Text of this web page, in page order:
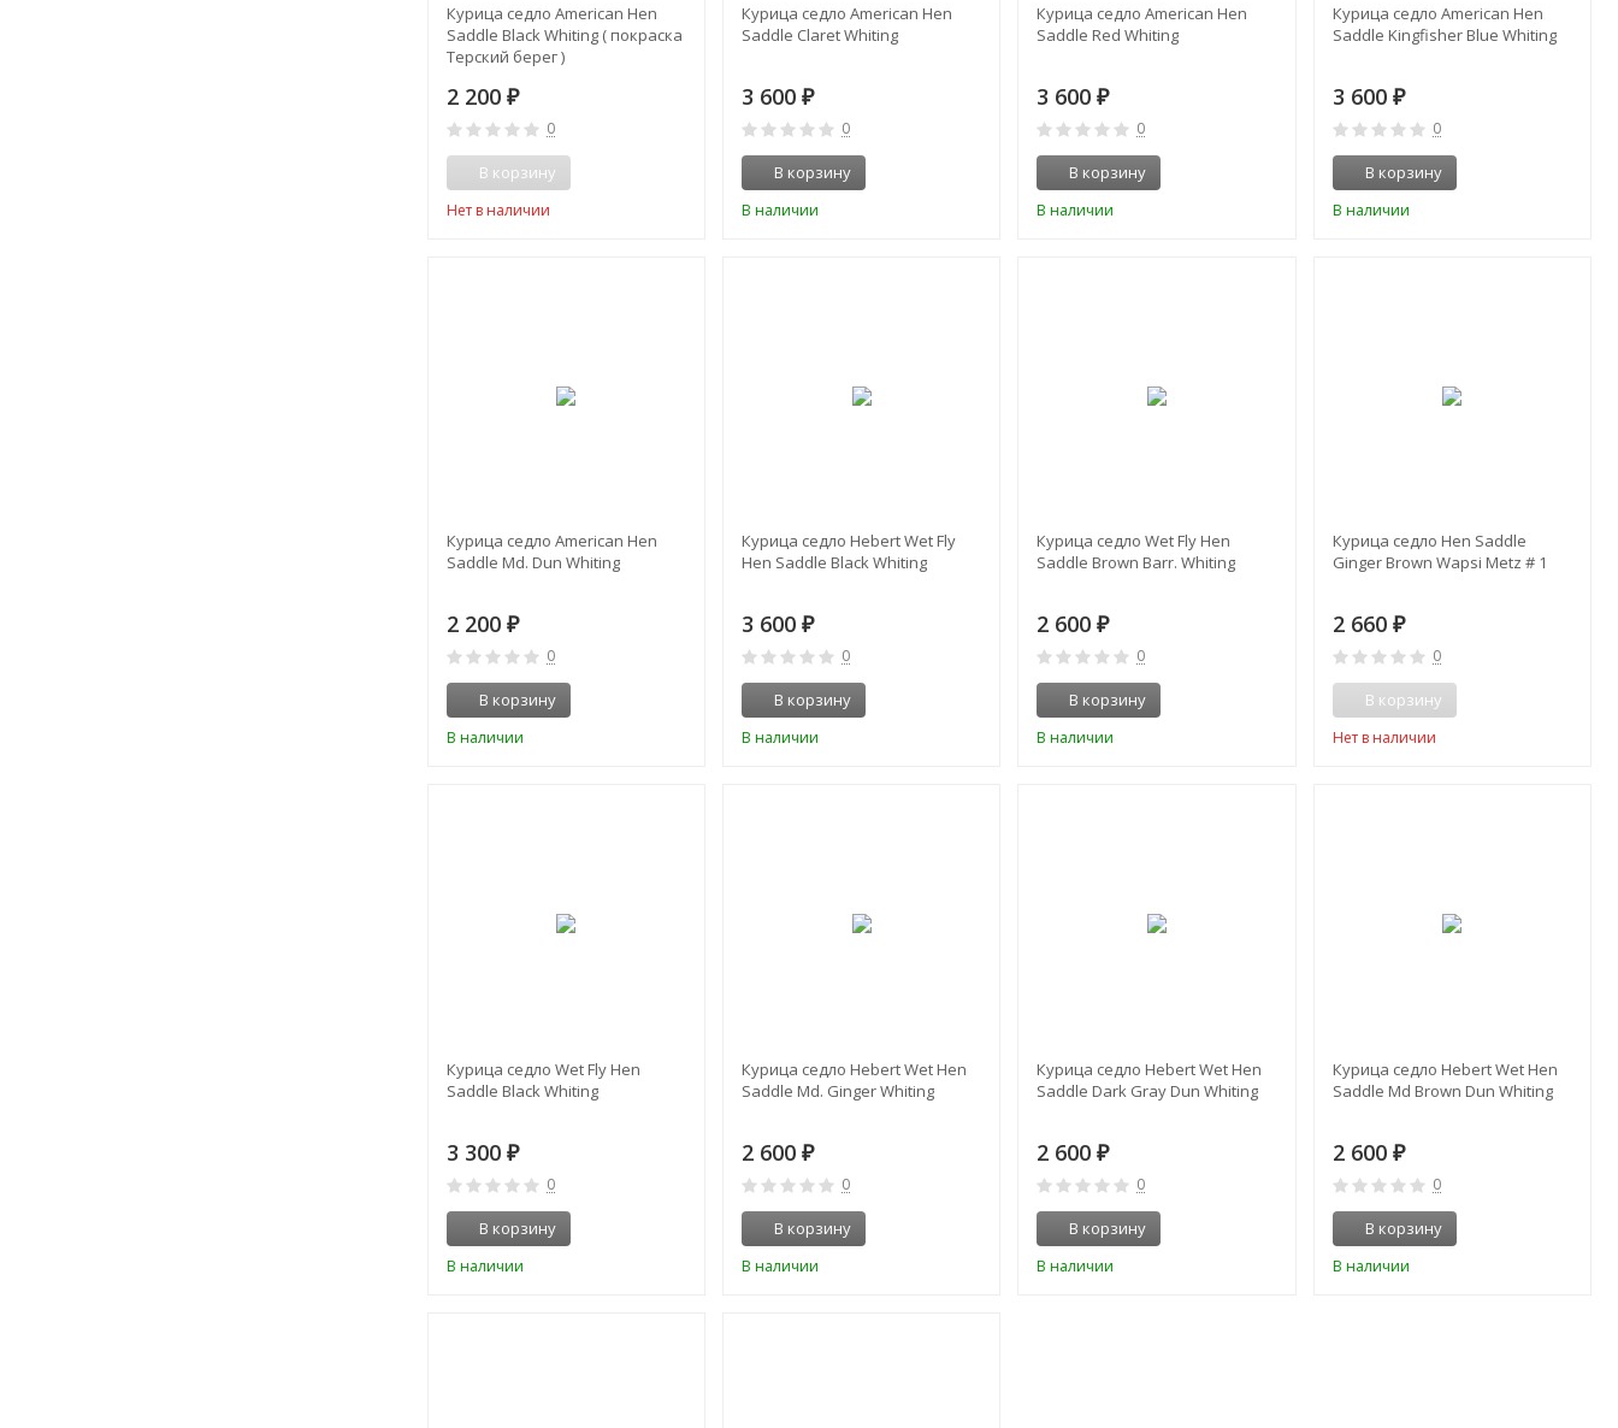
Курица седло American Hen
Saddle Black Whiting ( покраска
Терский берег )
2 200 ₽
0
В корзину
Нет в наличии
Курица седло American Hen
Saddle Claret Whiting
3 600 ₽
0
В корзину
В наличии
Курица седло American Hen
Saddle Red Whiting
3 600₽
0
В корзину
В наличии
Курица седло American Hen
Saddle Kingfisher Blue Whiting
3 600 ₽
0
В корзину
В наличии
Курица седло American Hen
Saddle Md. Dun Whiting
2 200 ₽
0
В корзину
В наличии
Курица седло Hebert Wet Fly
Hen Saddle Black Whiting
3 600 ₽
0
В корзину
В наличии
Курица седло Wet Fly Hen
Saddle Brown Barr. Whiting
2 600₽
0
В корзину
В наличии
Курица седло Hen Saddle
Ginger Brown Wapsi Metz # 1
2 660 ₽
0
В корзину
Нет в наличии
Курица седло Wet Fly Hen
Saddle Black Whiting
3 300 ₽
0
В корзину
В наличии
Курица седло Hebert Wet Hen
Saddle Md. Ginger Whiting
2 600 ₽
0
В корзину
В наличии
Курица седло Hebert Wet Hen
Saddle Dark Gray Dun Whiting
2 600₽
0
В корзину
В наличии
Курица седло Hebert Wet Hen
Saddle Md Brown Dun Whiting
2 600 ₽
0
В корзину
В наличии